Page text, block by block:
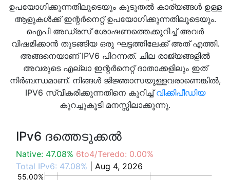
ഉപയോഗിക്കുന്നതിലൂടെയും കൂടുതൽ കാര്യങ്ങൾ ഉള്ള
ആളുകൾക്ക് ഇന്റർനെറ്റ് ഉപയോഗിക്കുന്നതിലൂടെയും.
ഐപി അഡ്രസ് ശോഷണത്തെക്കുറിച്ച് അവർ
വിഷമിക്കാൻ തുടങ്ങിയ ഒരു ഘട്ടത്തിലേക്ക് അത് എത്തി.
അങ്ങനെയാണ് IPV6 പിറന്നത്. ചില രാജ്യങ്ങളിൽ
അവരുടെ എല്ലാ ഇന്റർനെറ്റ് ദാതാക്കളിലും ഇത്
നിർബന്ധമാണ്. നിങ്ങൾ ജിജ്ഞാസയുള്ളവരാണെങ്കിൽ,
IPV6 സ്വീകരിക്കുന്നതിനെ കുറിച്ച്വിക്കിപീഡിയ
കുറച്ചുകൂടി മനസ്സിലാക്കുന്നു.
IPv6 ദത്തെടുക്കൽ
Native: 47.08% 6to4/Teredo: 0.00%
Total IPv6: 47.08% | Aug 4, 2026
55.00%